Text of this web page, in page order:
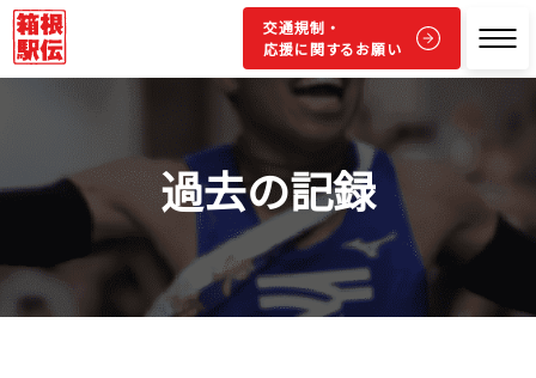
交通規制・
応援に関するお願い
過去の記録